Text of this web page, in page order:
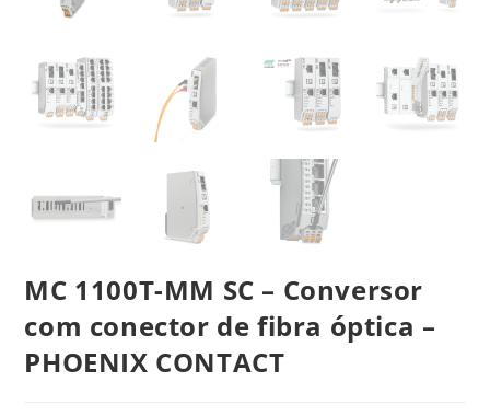
MC 1100T-MM SC – Conversor
com conector de fibra óptica –
PHOENIX CONTACT